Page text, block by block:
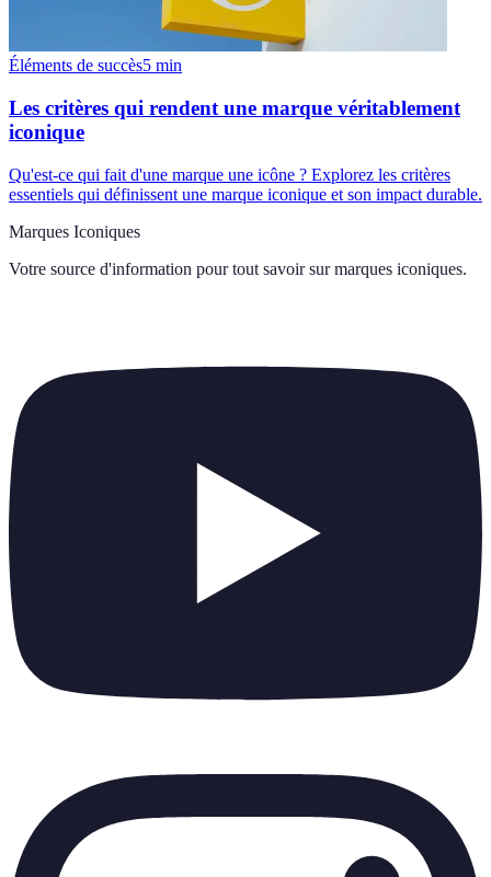
Éléments de succès5 min
Les critères qui rendent une marque véritablement
iconique
Qu'est-ce qui fait d'une marque une icône ? Explorez les critères
essentiels qui définissent une marque iconique et son impact durable.
Marques Iconiques
Votre source d'information pour tout savoir sur marques iconiques.